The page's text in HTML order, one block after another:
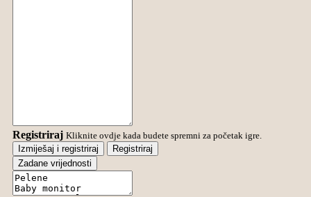
Registriraj Kliknite ovdje kada budete spremni za početak igre.
Izmiješaj i registriraj
Registriraj
Zadane vrijednosti